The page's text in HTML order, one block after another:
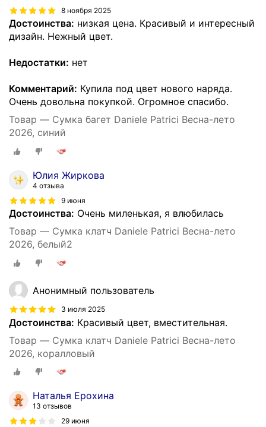
8 ноября 2025
Достоинства: низкая цена. Красивый и интересный
дизайн. Нежный цвет.
Недостатки: нет
Комментарий: Купила под цвет нового наряда.
Очень довольна покупкой. Огромное спасибо.
Товар — Сумка багет Daniele Patrici Весна-лето
2026, синий
Юлия Жиркова
4 отзыва
9 июня
Достоинства: Очень миленькая, я влюбилась
Товар — Сумка клатч Daniele Patrici Весна-лето
2026, белый2
Анонимный пользователь
3 июля 2025
Достоинства: Красивый цвет, вместительная.
Товар — Сумка клатч Daniele Patrici Весна-лето
2026, коралловый
Наталья Ерохина
13 отзывов
29 июня